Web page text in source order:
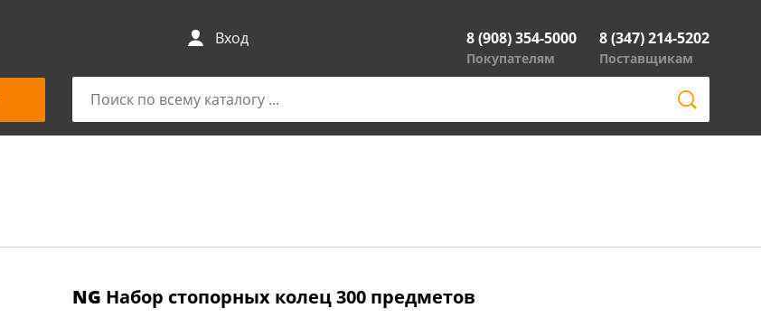
Вход 8 (908) 354-5000
Покупателям
8 (347) 214-5202
Поставщикам
NG Набор стопорных колец 300 предметов